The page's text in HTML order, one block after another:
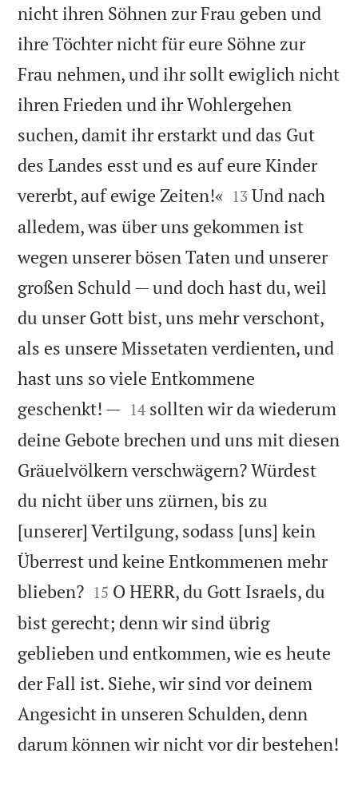
nicht ihren Söhnen zur Frau geben und
ihre Töchter nicht für eure Söhne zur
Frau nehmen, und ihr sollt ewiglich nicht
ihren Frieden und ihr Wohlergehen
suchen, damit ihr erstarkt und das Gut
des Landes esst und es auf eure Kinder
vererbt, auf ewige Zeiten!« 

13 Und nach
alledem, was über uns gekommen ist
wegen unserer bösen Taten und unserer
großen Schuld — und doch hast du, weil
du unser Gott bist, uns mehr verschont,
als es unsere Missetaten verdienten, und
hast uns so viele Entkommene
geschenkt! — 

14 sollten wir da wiederum
deine Gebote brechen und uns mit diesen
Gräuelvölkern verschwägern? Würdest
du nicht über uns zürnen, bis zu
[unserer] Vertilgung, sodass [uns] kein
Überrest und keine Entkommenen mehr
blieben?
15 O HERR, du Gott Israels, du
bist gerecht; denn wir sind übrig
geblieben und entkommen, wie es heute
der Fall ist. Siehe, wir sind vor deinem
Angesicht in unseren Schulden, denn
darum können wir nicht vor dir bestehen!